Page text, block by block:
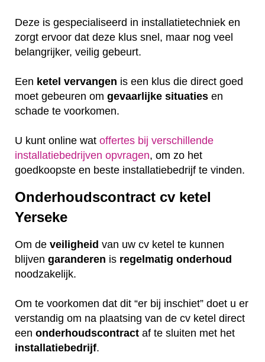
Deze is gespecialiseerd in installatietechniek en
zorgt ervoor dat deze klus snel, maar nog veel
belangrijker, veilig gebeurt.
Een ketel vervangen is een klus die direct goed
moet gebeuren om gevaarlijke situaties en
schade te voorkomen.
U kunt online wat offertes bij verschillende
installatiebedrijven opvragen, om zo het
goedkoopste en beste installatiebedrijf te vinden.
Onderhoudscontract cv ketel
Yerseke
Om de veiligheid van uw cv ketel te kunnen
blijven garanderen is regelmatig onderhoud
noodzakelijk.
Om te voorkomen dat dit “er bij inschiet” doet u er
verstandig om na plaatsing van de cv ketel direct
een onderhoudscontract af te sluiten met het
installatiebedrijf.